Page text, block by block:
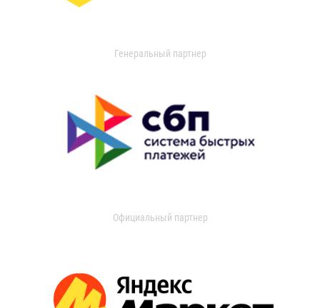
Генеральный партнер
Официальный партнер